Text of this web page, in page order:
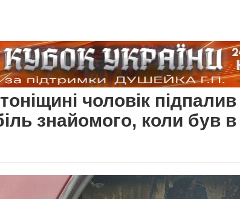
чоловік підпалив
знайомого, коли був в